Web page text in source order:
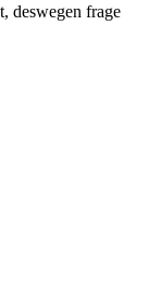
deswegen frage